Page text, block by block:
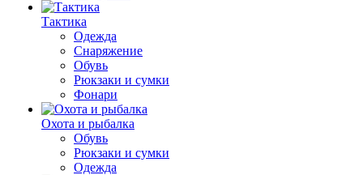
Тактика
Одежда
Снаряжение
Обувь
Рюкзаки и сумки
Фонари
Охота и рыбалка
Обувь
Рюкзаки и сумки
Одежда